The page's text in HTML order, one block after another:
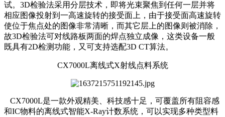
试。3D检验法采用分层技术，即将光束聚焦到任何一层并将
相应图像投射到一高速旋转的接受面上，由于接受面高速旋转
使位于焦点处的图像非常清晰，而其它层上的图像则被消除，
故3D检验法可对线路板两面的焊点独立成像，这类设备一般
既具有2D检测功能，又可支持选配3D CT算法。
CX7000L离线式X射线点料系统
CX7000L是一款外观精美、科技感十足，可覆盖所有阻容感
和IC物料的离线式智能X-Ray计数系统，可以实现多种类型料